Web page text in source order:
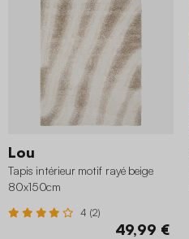
Lou
Tapis intérieur motif rayé beige
80x150cm
4 (2)
49,99 €